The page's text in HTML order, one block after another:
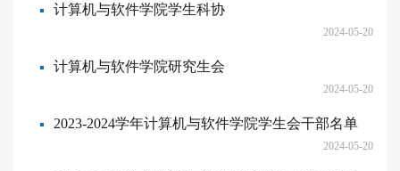
计算机与软件学院学生科协
2024-05-20
计算机与软件学院研究生会
2024-05-20
2023-2024学年计算机与软件学院学生会干部名单
2024-05-20